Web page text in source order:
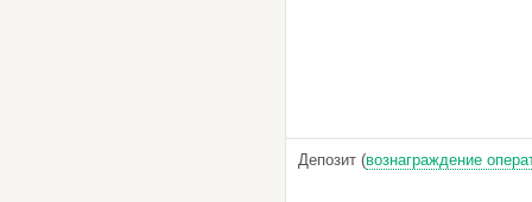
Депозит (вознаграждение